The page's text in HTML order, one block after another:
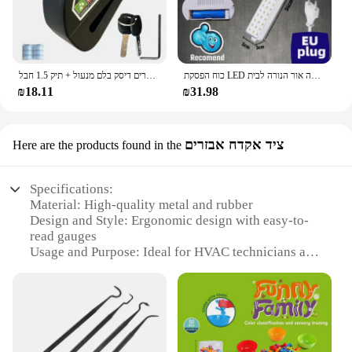
עמיד למים אופנוע נעילת אופניים אבטחה נגד גניבה מנעול אופנוע הרים אופני הרים דיסק בלם מנעול + תיק 1.5 חבל
₪18.11
כוח הפסקת LED חירום אור נייד קיר-רכוב נטענת אוטומטי עבודה פנס אור הסוללה אור הנורה לבית
₪31.98
Here are the products found in the ציד אקדח אבזרים
Specifications:
Material: High-quality metal and rubber
Design and Style: Ergonomic design with easy-to-
read gauges
Usage and Purpose: Ideal for HVAC technicians and
Performance and Property: Accurate pressure
readings for manifold systems
Parts and Accessories: Includes two gauges and a
durable carrying case
Applicable People: Suitable for professionals and